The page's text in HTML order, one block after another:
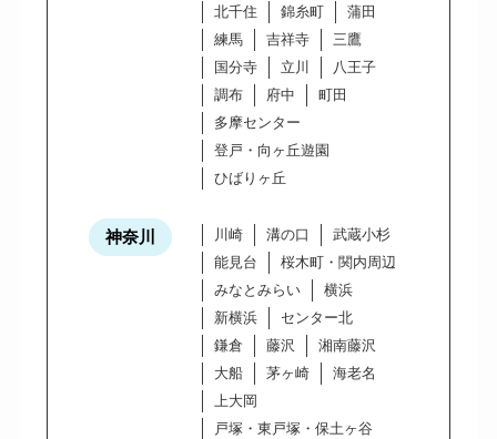
北千住
錦糸町
蒲田
練馬
吉祥寺
三鷹
国分寺
立川
八王子
調布
府中
町田
多摩センター
登戸・向ヶ丘遊園
ひばりヶ丘
神奈川 川崎 溝の口
武蔵小杉
能見台
桜木町・関内周辺
みなとみらい
横浜
新横浜
センター北
鎌倉
藤沢
湘南藤沢
大船
茅ヶ崎
海老名
上大岡
戸塚・東戸塚・保土ヶ谷